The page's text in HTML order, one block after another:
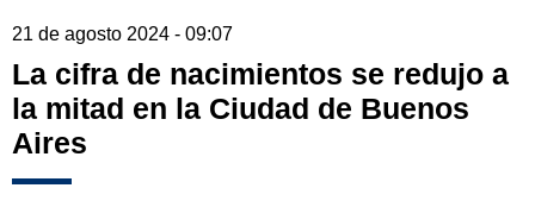
21 de agosto 2024 - 09:07
La cifra de nacimientos se redujo a
la mitad en la Ciudad de Buenos
Aires